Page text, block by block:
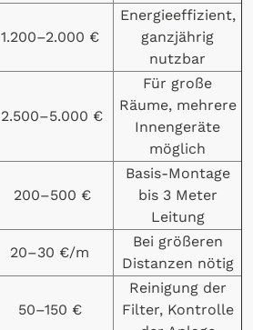
1.200–2.000 €
Energieeffizient,
ganzjährig
nutzbar
2.500–5.000 €
Für große
Räume, mehrere
Innengeräte
möglich
200–500 €
Basis-Montage
bis 3 Meter
Leitung
20–30 €/m
Bei größeren
Distanzen nötig
50–150 €
Reinigung der
Filter, Kontrolle